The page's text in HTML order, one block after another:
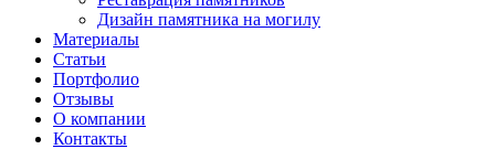
Дизайн памятника на могилу
Материалы
Статьи
Портфолио
Отзывы
О компании
Контакты